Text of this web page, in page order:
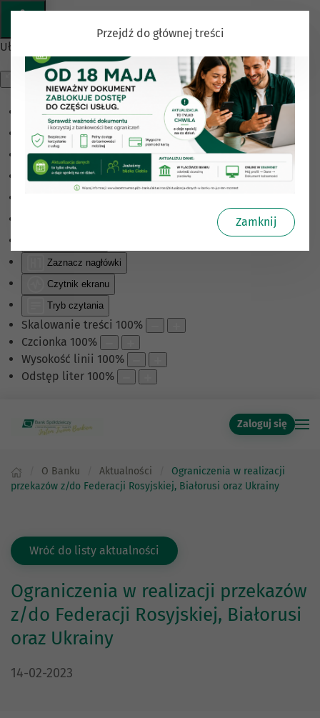
Ułatwienia dostępu
Odwróć kolory
Monochromatyczny
Ciemny kontrast
Jasny kontrast
Zaznacz nagłówki
Czytnik ekranu
Tryb czytania
Skalowanie treści 100%
Czcionka 100%
Wysokość linii 100%
Odstęp liter 100%
Przejdź do głównej treści
Zaloguj się
O Banku Aktualności
Ograniczenia w realizacji
przekazów z/do Federacji Rosyjskiej, Białorusi oraz Ukrainy
Wróć do listy aktualności
Ograniczenia w realizacji przekazów
z/do Federacji Rosyjskiej, Białorusi
oraz Ukrainy
DATA PUBLIKACJI:
14-02-2023
Zamknij